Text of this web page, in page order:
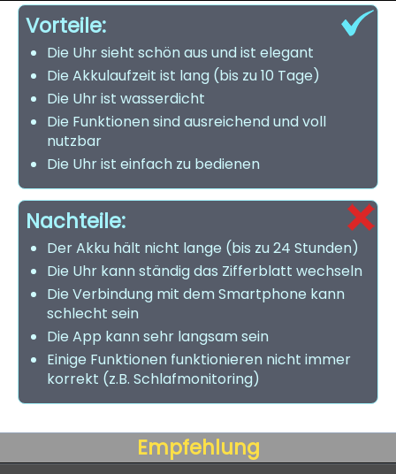
Vorteile:
Die Uhr sieht schön aus und ist elegant
Die Akkulaufzeit ist lang (bis zu 10 Tage)
Die Uhr ist wasserdicht
Die Funktionen sind ausreichend und voll
nutzbar
Die Uhr ist einfach zu bedienen
Nachteile:
Der Akku hält nicht lange (bis zu 24 Stunden)
Die Uhr kann ständig das Zifferblatt wechseln
Die Verbindung mit dem Smartphone kann
schlecht sein
Die App kann sehr langsam sein
Einige Funktionen funktionieren nicht immer
korrekt (z.B. Schlafmonitoring)
Empfehlung